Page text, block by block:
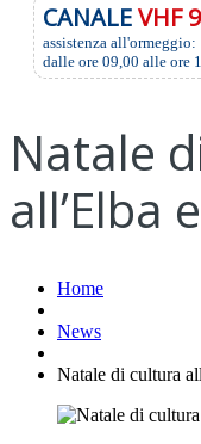
CANALEVHF 9
assistenza all'ormeggio:
dalle ore 09,00 alle ore
Natale
all’Elba
Home
News
Natale di cultura